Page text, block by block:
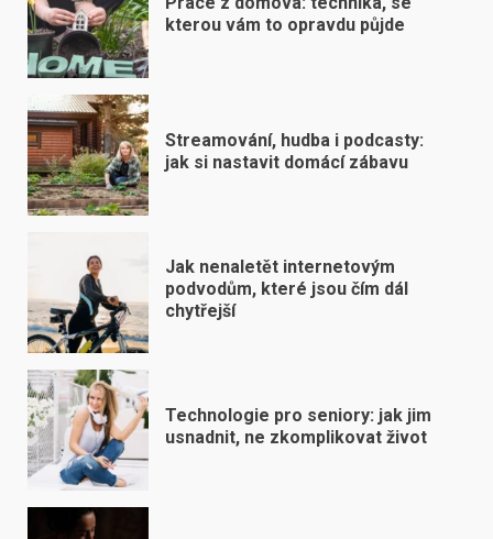
kterou vám to opravdu půjde
Streamování, hudba i podcasty:
jak si nastavit domácí zábavu
Jak nenaletět internetovým
podvodům, které jsou čím dál
chytřejší
Technologie pro seniory: jak jim
usnadnit, ne zkomplikovat život